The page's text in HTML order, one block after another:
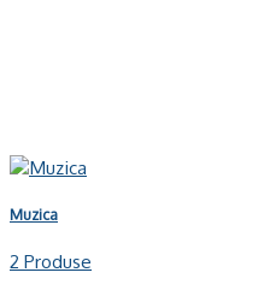
Muzica
2 Produse